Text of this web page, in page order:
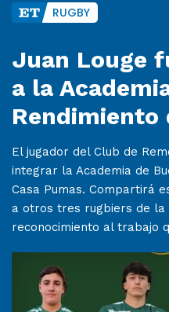
RUGBY
Juan Louge
a la
Rendimiento
El jugador del Club de
integrar la Academia de
Casa Pumas. Compartirá
a otros tres rugbiers de la
reconocimiento al trabajo